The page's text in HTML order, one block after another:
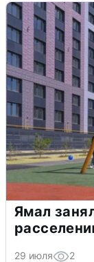
Ямал
29 июля 2